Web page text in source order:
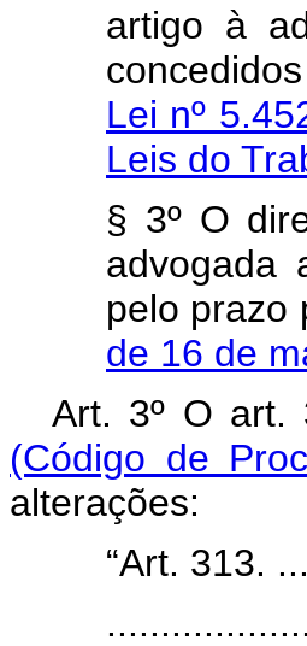
artigo à
Lei nº
Leis do
§ 3º O
advogada
pelo prazo
de 16 de
Art. 3º O art.
(Código de
alterações:
“Art. 313.